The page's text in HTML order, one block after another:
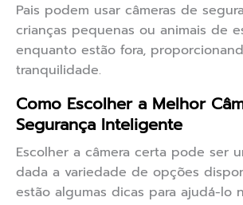
Pais podem usar câmeras de
crianças pequenas ou animais de
enquanto estão fora,
tranquilidade.
Como Escolher a Melhor
Segurança Inteligente
Escolher a câmera certa pode ser
dada a variedade de opções
estão algumas dicas para ajudá-lo